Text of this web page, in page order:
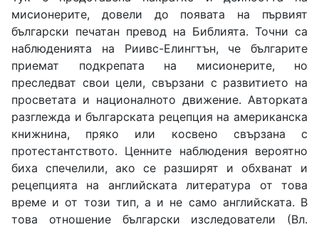
мисионерите, довели до появата на първият
български печатан превод на Библията. Точни са
наблюденията на Риивс-Елингтън, че българите
приемат подкрепата на мисионерите, но
преследват свои цели, свързани с развитието на
просветата и националното движение. Авторката
разглежда и българската рецепция на американска
книжнина, пряко или косвено свързана с
протестантството. Ценните наблюдения вероятно
биха спечелили, ако се разширят и обхванат и
рецепцията на английската литература от това
време и от този тип, а и не само английската. В
това отношение български изследователи (Вл.